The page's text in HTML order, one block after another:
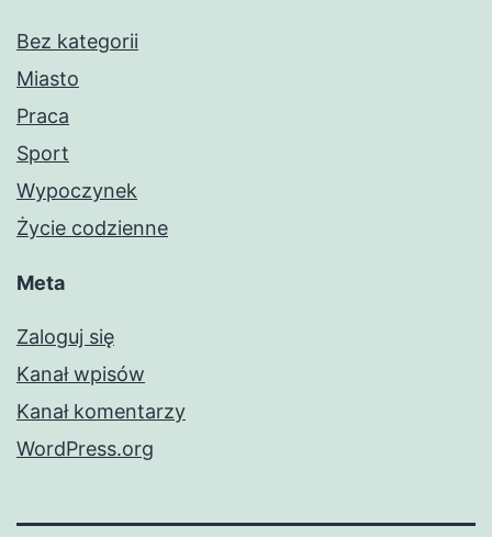
Bez kategorii
Miasto
Praca
Sport
Wypoczynek
Życie codzienne
Meta
Zaloguj się
Kanał wpisów
Kanał komentarzy
WordPress.org